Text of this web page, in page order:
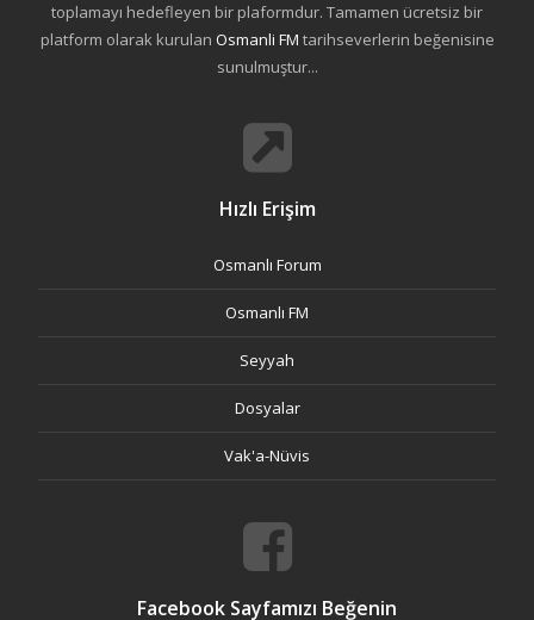
toplamayı hedefleyen bir plaformdur. Tamamen ücretsiz bir
platform olarak kurulan Osmanli FM tarihseverlerin beğenisine
sunulmuştur...
Hızlı Erişim
Osmanlı Forum
Osmanlı FM
Seyyah
Dosyalar
Vak'a-Nüvis
Facebook Sayfamızı Beğenin